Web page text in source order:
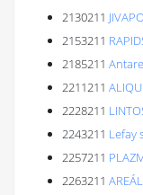
2130211
2153211
2185211
2211211
2228211
2243211 Lefay
2257211
2263211